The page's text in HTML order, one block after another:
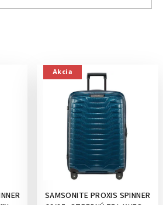
Akcia
SAMSONITE PROXIS SPINNER